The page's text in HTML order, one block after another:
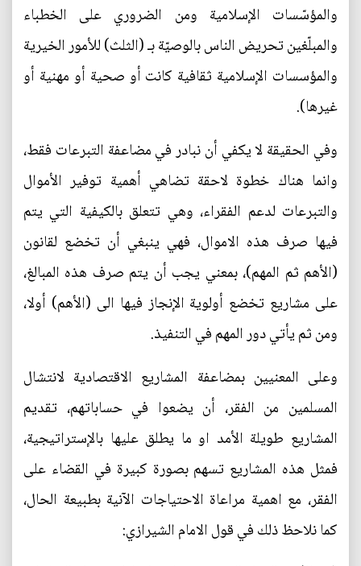
والمؤسّسات الإسلامية ومن الضروري على الخطباء
والمبلّغين تحريض الناس بالوصيّة بـ (الثلث) للأمور الخيرية
والمؤسسات الإسلامية ثقافية كانت أو صحية أو مهنية أو
غيرها).
وفي الحقيقة لا يكفي أن نبادر في مضاعفة التبرعات فقط،
وانما هناك خطوة لاحقة تضاهي أهمية توفير الأموال
والتبرعات لدعم الفقراء، وهي تتعلق بالكيفية التي يتم
فيها صرف هذه الاموال، فهي ينبغي أن تخضع لقانون
(الأهم ثم المهم)، بمعني يجب أن يتم صرف هذه المبالغ،
على مشاريع تخضع أولوية الإنجاز فيها الى (الأهم) أولا،
ومن ثم يأتي دور المهم في التنفيذ.
وعلى المعنيين بمضاعفة المشاريع الاقتصادية لانتشال
المسلمين من الفقر، أن يضعوا في حساباتهم، تقديم
المشاريع طويلة الأمد او ما يطلق عليها بالإستراتيجية،
فمثل هذه المشاريع تسهم بصورة كبيرة في القضاء على
الفقر، مع اهمية مراعاة الاحتياجات الآنية بطبيعة الحال،
كما نلاحظ ذلك في قول الامام الشيرازي: